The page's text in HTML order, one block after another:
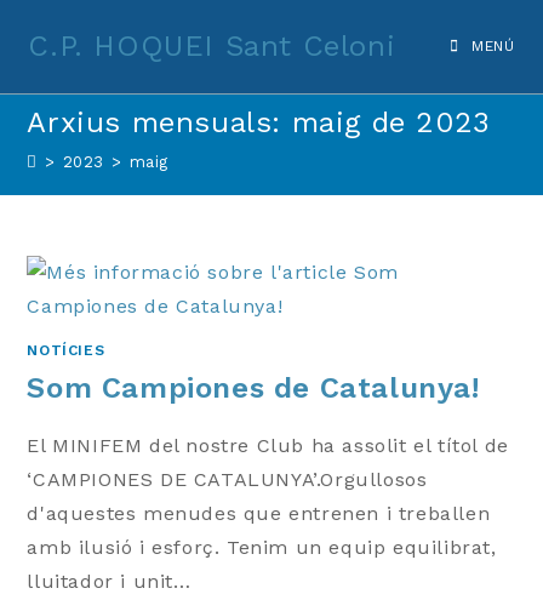
C.P. HOQUEI Sant Celoni MENÚ
Arxius mensuals: maig de 2023
> 2023 > maig
NOTÍCIES
Som Campiones de Catalunya!
El MINIFEM del nostre Club ha assolit el títol de
‘CAMPIONES DE CATALUNYA’.Orgullosos
d'aquestes menudes que entrenen i treballen
amb ilusió i esforç. Tenim un equip equilibrat,
lluitador i unit…